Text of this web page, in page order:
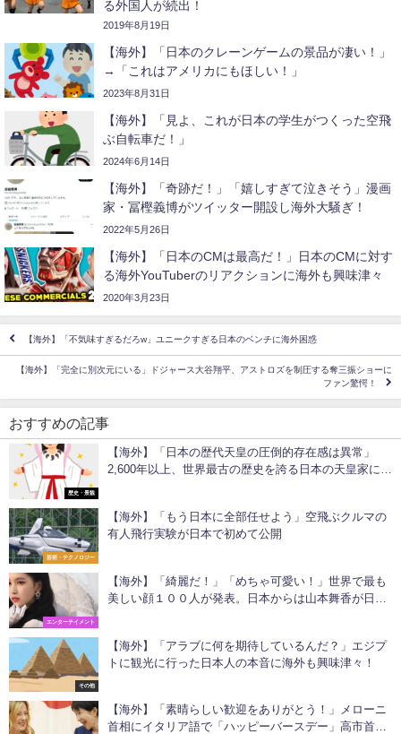
る外国人が続出！
2019年8月19日
【海外】「日本のクレーンゲームの景品が凄い！」
→「これはアメリカにもほしい！」
2023年8月31日
【海外】「見よ、これが日本の学生がつくった空飛
ぶ自転車だ！」
2024年6月14日
【海外】「奇跡だ！」「嬉しすぎて泣きそう」漫画
家・冨樫義博がツイッター開設し海外大騒ぎ！
2022年5月26日
【海外】「日本のCMは最高だ！」日本のCMに対す
る海外YouTuberのリアクションに海外も興味津々
2020年3月23日
【海外】「不気味すぎるだろw」ユニークすぎる日本のベンチに海外困惑
【海外】「完全に別次元にいる」ドジャース大谷翔平、アストロズを制圧する奪三振ショーに
ファン驚愕！
おすすめの記事
歴史・景観
【海外】「日本の歴代天皇の圧倒的存在感は異常」
2,600年以上、世界最古の歴史を誇る日本の天皇家に海
芸術・テクノロジー
【海外】「もう日本に全部任せよう」空飛ぶクルマの
有人飛行実験が日本で初めて公開
エンターテイメント
【海外】「綺麗だ！」「めちゃ可愛い！」世界で最も
美しい顔１００人が発表。日本からは山本舞香が日本
その他
【海外】「アラブに何を期待しているんだ？」エジプ
トに観光に行った日本人の本音に海外も興味津々！
【海外】「素晴らしい歓迎をありがとう！」メローニ
首相にイタリア語で「ハッピーバースデー」高市首相